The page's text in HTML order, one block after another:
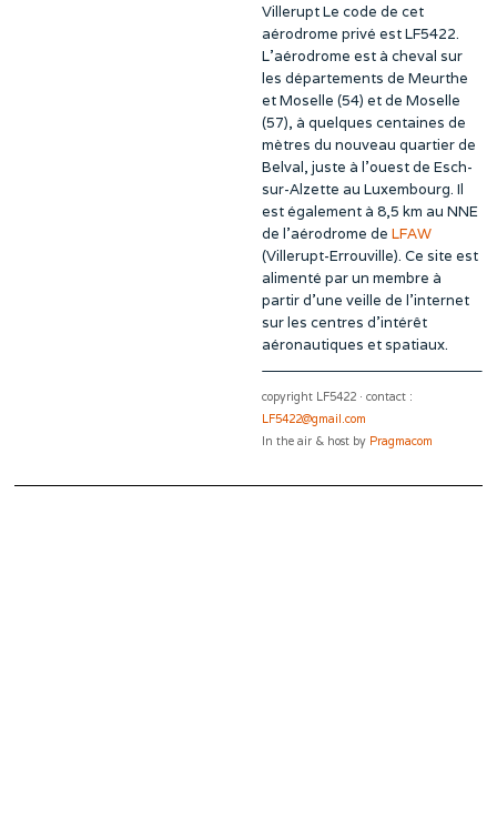
Villerupt Le code de cet
aérodrome privé est LF5422.
L’aérodrome est à cheval sur
les départements de Meurthe
et Moselle (54) et de Moselle
(57), à quelques centaines de
mètres du nouveau quartier de
Belval, juste à l’ouest de Esch-
sur-Alzette au Luxembourg. Il
est également à 8,5 km au NNE
de l’aérodrome de LFAW
(Villerupt-Errouville). Ce site est
alimenté par un membre à
partir d’une veille de l’internet
sur les centres d’intérêt
aéronautiques et spatiaux.
copyright LF5422 · contact :
LF5422@gmail.com
In the air & host by Pragmacom